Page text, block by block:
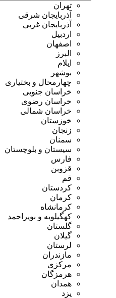
تهران
آذربایجان شرقی
آذربایجان غربی
اردبیل
اصفهان
البرز
ایلام
بوشهر
چهارمحال و بختیاری
خراسان جنوبی
خراسان رضوی
خراسان شمالی
خوزستان
زنجان
سمنان
سیستان و بلوچستان
فارس
قزوین
قم
کردستان
کرمان
کرمانشاه
کهگیلویه و بویراحمد
گلستان
گیلان
لرستان
مازندران
مرکزی
هرمزگان
همدان
یزد